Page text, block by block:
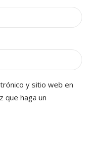
y sitio web en
que haga un